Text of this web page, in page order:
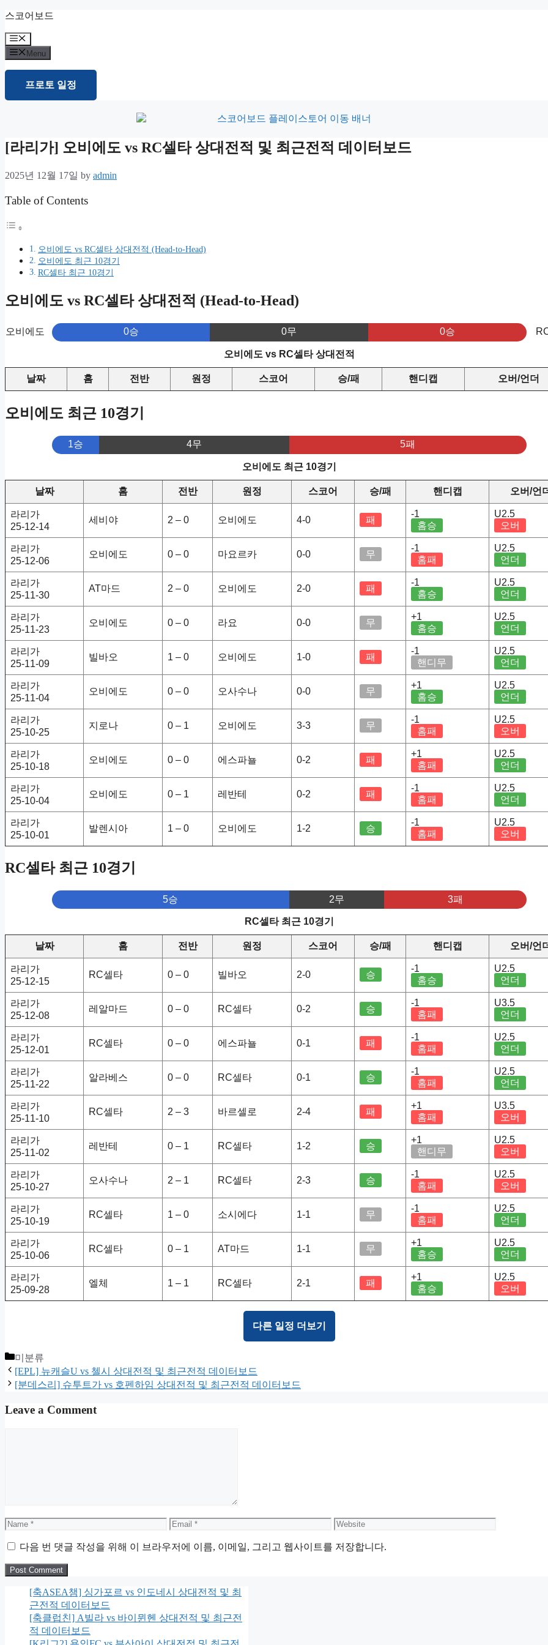
Skip
content
스코어보드
Menu
Menu
프로토 일정
[라리가] 오비에도 vs RC셀타 상대전적 및 최근전적 데이터보드
2025년 12월 17일 by admin
Table of Contents
오비에도 vs RC셀타 상대전적 (Head-to-Head)
오비에도 최근 10경기
RC셀타 최근 10경기
오비에도 vs RC셀타 상대전적 (Head-to-Head)
오비에도 0승 0무 0승
오비에도 vs RC셀타 상대전적
날짜 홈 전반 원정 스코어 승/패 핸디캡 오버/언더
오비에도 최근 10경기
1승 4무 5패
오비에도 최근 10경기
날짜 홈 전반 원정 스코어 승/패 핸디캡 오버/언
라리가
25-12-14
세비야 2 – 0 오비에도 4-0 패
-1
홈승
U2.5
오버
라리가
25-12-06
오비에도 0 – 0 마요르카 0-0 무
-1
홈패
U2.5
언더
라리가
25-11-30
AT마드 2 – 0 오비에도 2-0 패
-1
홈승
U2.5
언더
라리가
25-11-23
오비에도 0 – 0 라요 0-0 무
+1
홈승
U2.5
언더
라리가
25-11-09
빌바오 1 – 0 오비에도 1-0 패
-1
핸디무
U2.5
언더
라리가
25-11-04
오비에도 0 – 0 오사수나 0-0 무
+1
홈승
U2.5
언더
라리가
25-10-25
지로나 0 – 1 오비에도 3-3 무
-1
홈패
U2.5
오버
라리가
25-10-18
오비에도 0 – 0 에스파뇰 0-2 패
+1
홈패
U2.5
언더
라리가
25-10-04
오비에도 0 – 1 레반테 0-2 패
-1
홈패
U2.5
언더
라리가
25-10-01
발렌시아 1 – 0 오비에도 1-2 승
-1
홈패
U2.5
오버
RC셀타 최근 10경기
5승 2무 3패
RC셀타 최근 10경기
날짜 홈 전반 원정 스코어 승/패 핸디캡 오버/언
라리가
25-12-15
RC셀타 0 – 0 빌바오 2-0 승
-1
홈승
U2.5
언더
라리가
25-12-08
레알마드 0 – 0 RC셀타 0-2 승
-1
홈패
U3.5
언더
라리가
25-12-01
RC셀타 0 – 0 에스파뇰 0-1 패
-1
홈패
U2.5
언더
라리가
25-11-22
알라베스 0 – 0 RC셀타 0-1 승
-1
홈패
U2.5
언더
라리가
25-11-10
RC셀타 2 – 3 바르셀로 2-4 패
+1
홈패
U3.5
오버
라리가
25-11-02
레반테 0 – 1 RC셀타 1-2 승
+1
핸디무
U2.5
오버
라리가
25-10-27
오사수나 2 – 1 RC셀타 2-3 승
-1
홈패
U2.5
오버
라리가
25-10-19
RC셀타 1 – 0 소시에다 1-1 무
-1
홈패
U2.5
언더
라리가
25-10-06
RC셀타 0 – 1 AT마드 1-1 무
+1
홈승
U2.5
언더
라리가
25-09-28
엘체 1 – 1 RC셀타 2-1 패
+1
홈승
U2.5
오버
다른 일정 더보기
Categories
미분류
[EPL] 뉴캐슬U vs 첼시 상대전적 및 최근전적 데이터보드
[분데스리] 슈투트가 vs 호펜하임 상대전적 및 최근전적 데이터보드
Leave a Comment
Name Email Website
다음 번 댓글 작성을 위해 이 브라우저에 이름, 이메일, 그리고 웹사이트를 저장합니다.
[축ASEA챔] 싱가포르 vs 인도네시 상대전적 및 최
근전적 데이터보드
[축클럽친] A빌라 vs 바이뮌헨 상대전적 및 최근전
적 데이터보드